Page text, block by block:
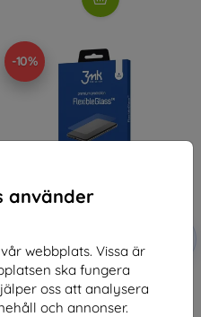
använder
webbplats. Vissa är
ska fungera
oss att analysera
och annonser.
-10%
kupong
3mk FlexibleGlass Hybrid glass
for Garett OneKid Phone
147 kr